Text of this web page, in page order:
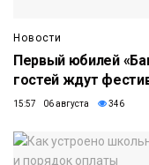
Новости
Первый юбилей
гостей ждут
15:57 06 августа 346